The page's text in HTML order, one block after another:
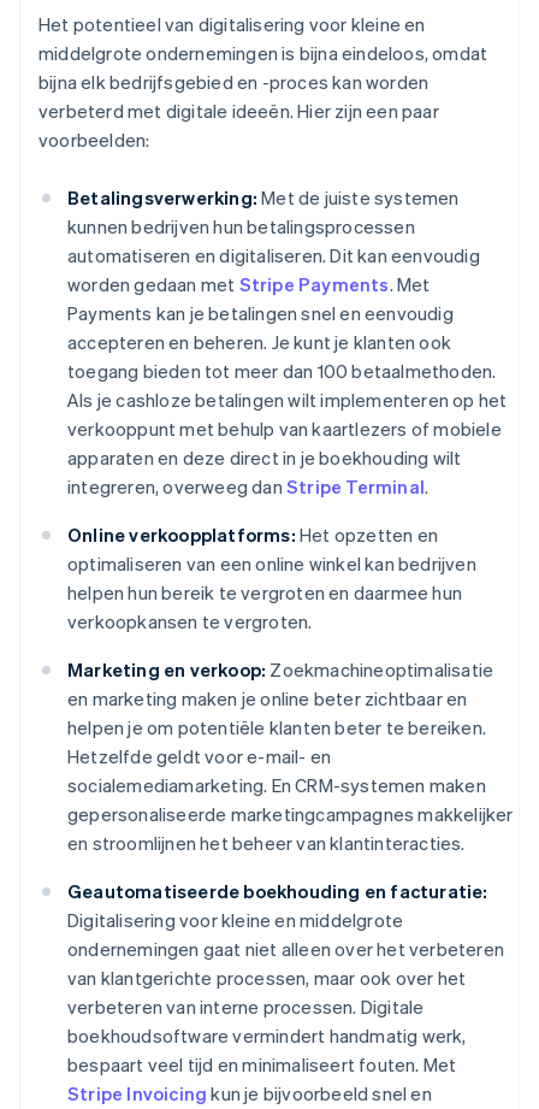
Het potentieel van digitalisering voor kleine en
middelgrote ondernemingen is bijna eindeloos, omdat
bijna elk bedrijfsgebied en -proces kan worden
verbeterd met digitale ideeën. Hier zijn een paar
voorbeelden:
Betalingsverwerking: Met de juiste systemen
kunnen bedrijven hun betalingsprocessen
automatiseren en digitaliseren. Dit kan eenvoudig
worden gedaan met Stripe Payments. Met
Payments kan je betalingen snel en eenvoudig
accepteren en beheren. Je kunt je klanten ook
toegang bieden tot meer dan 100 betaalmethoden.
Als je cashloze betalingen wilt implementeren op het
verkooppunt met behulp van kaartlezers of mobiele
apparaten en deze direct in je boekhouding wilt
integreren, overweeg dan Stripe Terminal.
Online verkoopplatforms: Het opzetten en
optimaliseren van een online winkel kan bedrijven
helpen hun bereik te vergroten en daarmee hun
verkoopkansen te vergroten.
Marketing en verkoop: Zoekmachineoptimalisatie
en marketing maken je online beter zichtbaar en
helpen je om potentiële klanten beter te bereiken.
Hetzelfde geldt voor e-mail- en
socialemediamarketing. En CRM-systemen maken
gepersonaliseerde marketingcampagnes makkelijker
en stroomlijnen het beheer van klantinteracties.
Geautomatiseerde boekhouding en facturatie:
Digitalisering voor kleine en middelgrote
ondernemingen gaat niet alleen over het verbeteren
van klantgerichte processen, maar ook over het
verbeteren van interne processen. Digitale
boekhoudsoftware vermindert handmatig werk,
bespaart veel tijd en minimaliseert fouten. Met
Stripe Invoicing kun je bijvoorbeeld snel en